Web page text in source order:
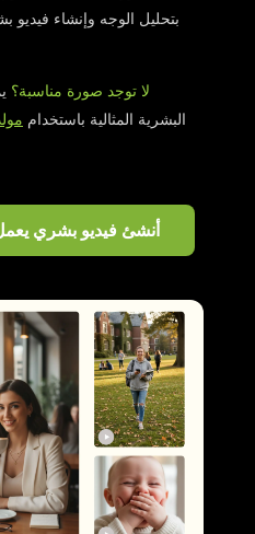
بتحليل الوجه وإنشاء فيديو
لا توجد صورة مناسبة؟
البشرية المثالية باستخدام
أنشئ فيديو بشري